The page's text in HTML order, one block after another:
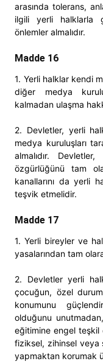
arasında tolerans,
ilgili yerli halklarla
önlemler almalıdır.
Madde 16
1. Yerli halklar kendi
diğer medya
kalmadan ulaşma
2. Devletler, yerli
medya kuruluşları
almalıdır.
özgürlüğünü tam
kanallarını da yerli
teşvik etmelidir.
Madde 17
1. Yerli bireyler ve
yasalarından tam
2. Devletler yerli
çocuğun, özel
konumunu
olduğunu
eğitimine engel teşkil
fiziksel, zihinsel veya
yapmaktan korumak